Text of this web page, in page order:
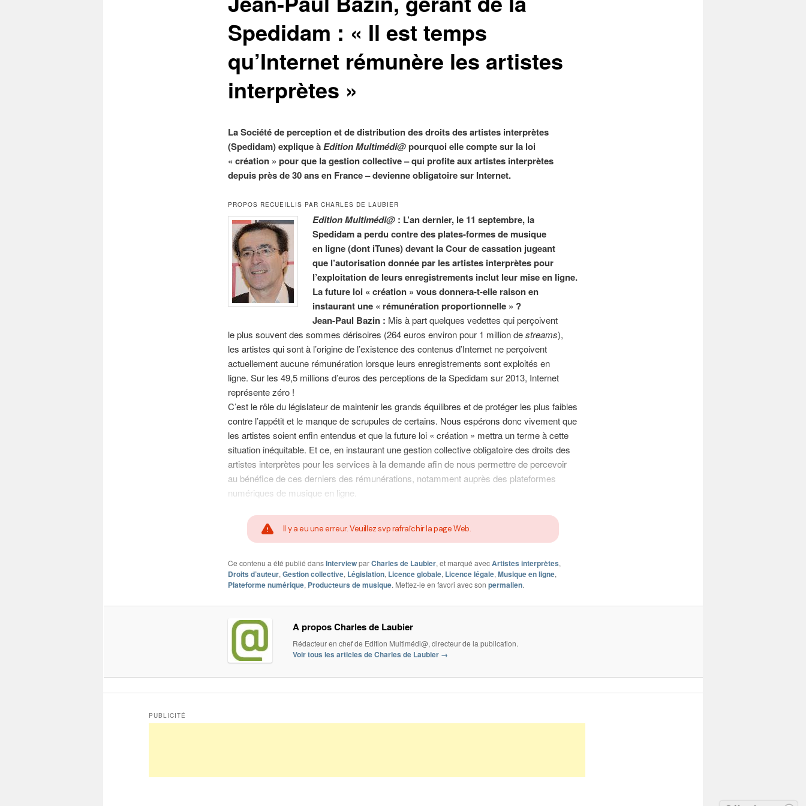
Spedidam : « Il est temps
qu’Internet rémunère les artistes
interprètes »
La Société de perception et de distribution des droits des artistes interprètes
(Spedidam) explique àEdition Multimédi@pourquoi elle compte sur la loi
« création » pour que la gestion collective – qui profite aux artistes interprètes
depuis près de 30 ans en France – devienne obligatoire sur Internet.
PROPOS RECUEILLIS PAR CHARLES DE LAUBIER
Edition Multimédi@ : L’an dernier, le 11 septembre, la
Spedidam a perdu contre des plates-formes de musique
en ligne (dont iTunes) devant la Cour de cassation jugeant
que l’autorisation donnée par les artistes interprètes pour
l’exploitation de leurs enregistrements inclut leur mise en ligne.
La future loi « création » vous donnera-t-elle raison en
instaurant une « rémunération proportionnelle » ?
Jean-Paul Bazin : Mis à part quelques vedettes qui perçoivent
le plus souvent des sommes dérisoires (264 euros environ pour 1 million destreams),
les artistes qui sont à l’origine de l’existence des contenus d’Internet ne perçoivent
actuellement aucune rémunération lorsque leurs enregistrements sont exploités en
ligne. Sur les 49,5 millions d’euros des perceptions de la Spedidam sur 2013, Internet
représente zéro !
C’est le rôle du législateur de maintenir les grands équilibres et de protéger les plus faibles
contre l’appétit et le manque de scrupules de certains. Nous espérons donc vivement que
les artistes soient enfin entendus et que la future loi « création » mettra un terme à cette
situation inéquitable. Et ce, en instaurant une gestion collective obligatoire des droits des
artistes interprètes pour les services à la demande afin de nous permettre de percevoir
au bénéfice de ces derniers des rémunérations, notamment auprès des plateformes
numériques de musique en ligne.
Il y a eu une erreur. Veuillez svp rafraîchir la page Web.
Ce contenu a été publié dansInterviewparCharles de Laubier, et marqué avecArtistes interprètes,
Droits d’auteur, Gestion collective, Législation, Licence globale, Licence légale, Musique en ligne,
Plateforme numérique, Producteurs de musique. Mettez-le en favori avec son permalien.
A propos Charles de Laubier
Rédacteur en chef de Edition Multimédi@, directeur de la publication.
Voir tous les articles de Charles de Laubier →
PUBLICITÉ